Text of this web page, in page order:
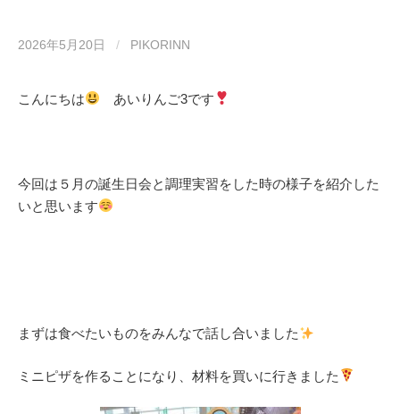
2026年5月20日 / PIKORINN
こんにちは あいりんご3です
今回は５月の誕生日会と調理実習をした時の様子を紹介した
いと思います
まずは食べたいものをみんなで話し合いました
ミニピザを作ることになり、材料を買いに行きました